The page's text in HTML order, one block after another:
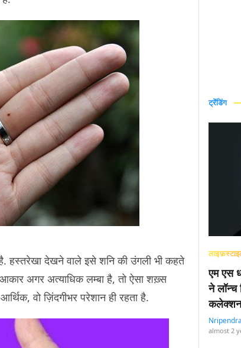
है. हस्तरेखा देखने वाले इसे शनि की उंगली भी कहते
अगर अत्याधिक लम्बा है, तो ऐसा शख़्स
वो ज़िंदगीभर परेशान ही रहता है.
ट्रेंडिंग
एम एस
ने लॉन्च
Nripendra
almost 2